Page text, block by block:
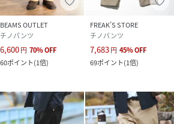
23-0097-874-79-14 DK5855
BEAMS OUTLET
チノパンツ
6,600円 70%OFF
60ポイント(1倍)
FREAK’S STORE
チノパンツ
7,683円 45%OFF
69ポイント(1倍)